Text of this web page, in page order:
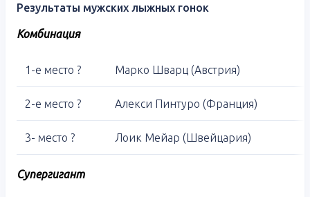
Результаты мужских лыжных гонок
Комбинация
1-е место ? Марко Шварц (Австрия)
2-е место ? Алекси Пинтуро (Франция)
3- место ? Лоик Мейар (Швейцария)
Супергигант